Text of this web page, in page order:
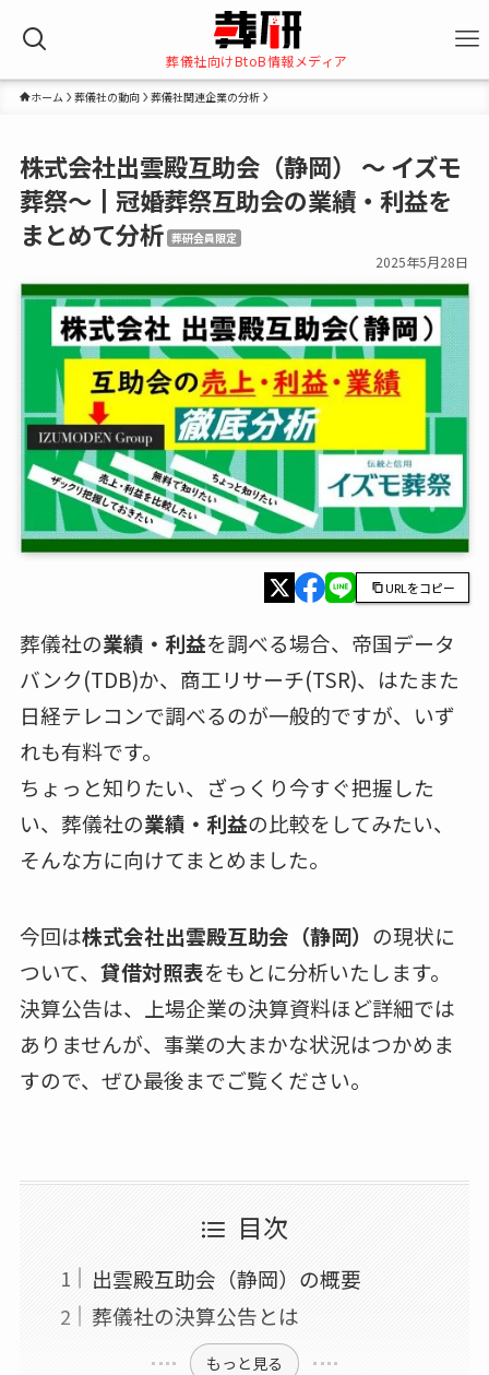
葬儀社向けBtoB情報メディア
ホーム 葬儀社の動向 葬儀社関連企業の分析
株式会社出雲殿互助会（静岡） ～ イズモ
葬祭～┃冠婚葬祭互助会の業績・利益を
まとめて分析 葬研会員限定
2025年5月28日
URLをコピー
葬儀社の業績・利益を調べる場合、帝国データ
バンク(TDB)か、商工リサーチ(TSR)、はたまた
日経テレコンで調べるのが一般的ですが、いず
れも有料です。
ちょっと知りたい、ざっくり今すぐ把握した
い、葬儀社の業績・利益の比較をしてみたい、
そんな方に向けてまとめました。
今回は株式会社出雲殿互助会（静岡） の現状に
ついて、 貸借対照表をもとに分析いたします。
決算公告は、上場企業の決算資料ほど詳細では
ありませんが、事業の大まかな状況はつかめま
すので、ぜひ最後までご覧ください。
目次
出雲殿互助会（静岡）の概要
葬儀社の決算公告とは
もっと見る